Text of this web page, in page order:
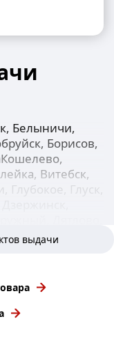
Белыничи,
Борисов,
Витебск,
Глуск,
Жодино,
Ивье,
Кореличи,
Лоев,
выдачи